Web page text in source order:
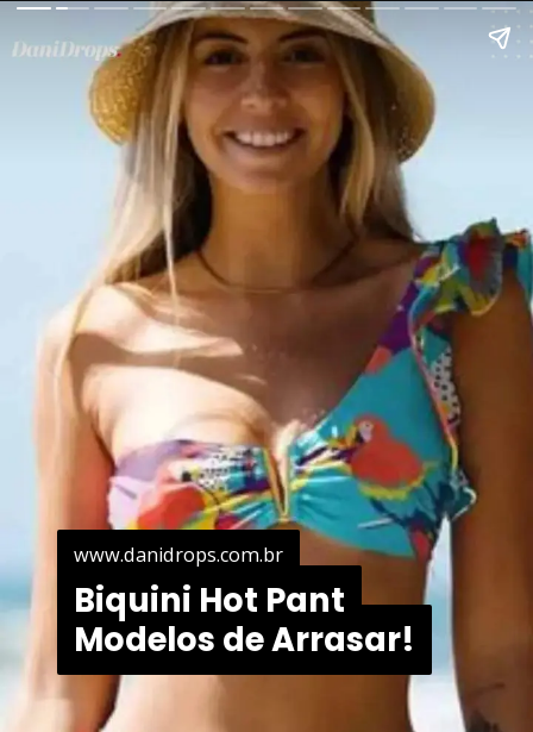
Biquini Hot Pant
Modelos de Arrasar!
Biquini Hot Pant
Modelos de Arrasar!
www.danidrops.com.br
www.danidrops.com.br